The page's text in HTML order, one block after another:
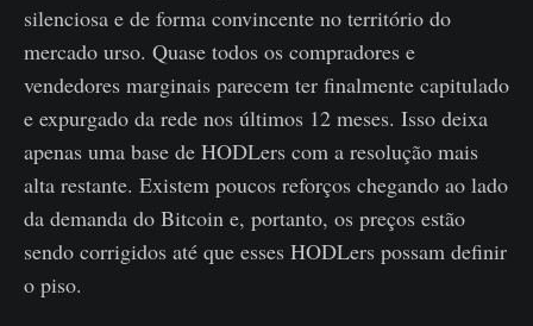
silenciosa e de forma convincente no território do
mercado urso. Quase todos os compradores e
vendedores marginais parecem ter finalmente capitulado
e expurgado da rede nos últimos 12 meses. Isso deixa
apenas uma base de HODLers com a resolução mais
alta restante. Existem poucos reforços chegando ao lado
da demanda do Bitcoin e, portanto, os preços estão
sendo corrigidos até que esses HODLers possam definir
o piso.